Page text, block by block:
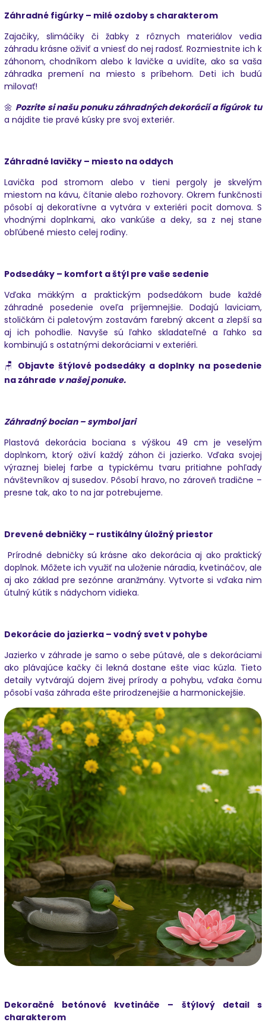
Záhradné figúrky – milé ozdoby s charakterom
Zajačiky, slimáčiky či žabky z rôznych materiálov vedia
záhradu krásne oživiť a vniesť do nej radosť. Rozmiestnite ich k
záhonom, chodníkom alebo k lavičke a uvidíte, ako sa vaša
záhradka premení na miesto s príbehom. Deti ich budú
milovať!
🌼 Pozrite si našu ponuku záhradných dekorácií a figúroktu
a nájdite tie pravé kúsky pre svoj exteriér.
Záhradné lavičky – miesto na oddych
Lavička pod stromom alebo v tieni pergoly je skvelým
miestom na kávu, čítanie alebo rozhovory. Okrem funkčnosti
pôsobí aj dekoratívne a vytvára v exteriéri pocit domova. S
vhodnými doplnkami, ako vankúše a deky, sa z nej stane
obľúbené miesto celej rodiny.
Podsedáky – komfort a štýl pre vaše sedenie
Vďaka mäkkým a praktickým podsedákom bude každé
záhradné posedenie oveľa príjemnejšie. Dodajú laviciam,
stoličkám či paletovým zostavám farebný akcent a zlepší sa
aj ich pohodlie. Navyše sú ľahko skladateľné a ľahko sa
kombinujú s ostatnými dekoráciami v exteriéri.
🪑 Objavte štýlové podsedáky a doplnky na posedenie
na záhrade v našej ponuke.
Záhradný bocian – symbol jari
Plastová dekorácia bociana s výškou 49 cm je veselým
doplnkom, ktorý oživí každý záhon či jazierko. Vďaka svojej
výraznej bielej farbe a typickému tvaru pritiahne pohľady
návštevníkov aj susedov. Pôsobí hravo, no zároveň tradične –
presne tak, ako to na jar potrebujeme.
Drevené debničky – rustikálny úložný priestor
Prírodné debničky sú krásne ako dekorácia aj ako praktický
doplnok. Môžete ich využiť na uloženie náradia, kvetináčov, ale
aj ako základ pre sezónne aranžmány. Vytvorte si vďaka nim
útulný kútik s nádychom vidieka.
Dekorácie do jazierka – vodný svet v pohybe
Jazierko v záhrade je samo o sebe pútavé, ale s dekoráciami
ako plávajúce kačky či lekná dostane ešte viac kúzla. Tieto
detaily vytvárajú dojem živej prírody a pohybu, vďaka čomu
pôsobí vaša záhrada ešte prirodzenejšie a harmonickejšie.
Dekoračné betónové kvetináče – štýlový detail s
charakterom